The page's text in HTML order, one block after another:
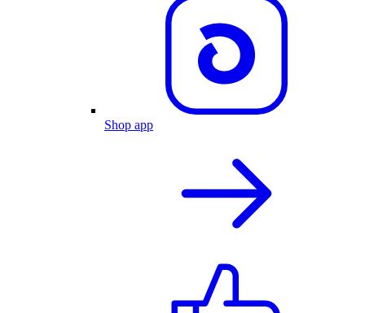
Shop app